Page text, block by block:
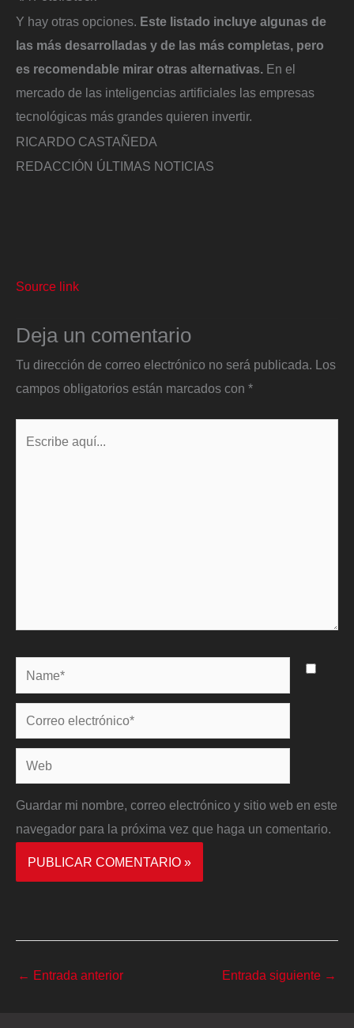
Y hay otras opciones. Este listado incluye algunas de
las más desarrolladas y de las más completas, pero
es recomendable mirar otras alternativas. En el
mercado de las inteligencias artificiales las empresas
tecnológicas más grandes quieren invertir.
RICARDO CASTAÑEDA
REDACCIÓN ÚLTIMAS NOTICIAS
Source link
Deja un comentario
Tu dirección de correo electrónico no será publicada. Los
campos obligatorios están marcados con *
Name*
Correo
electrónico*
Web
Guardar mi nombre, correo electrónico y sitio web en este
navegador para la próxima vez que haga un comentario.
← Entrada anterior Entrada siguiente →